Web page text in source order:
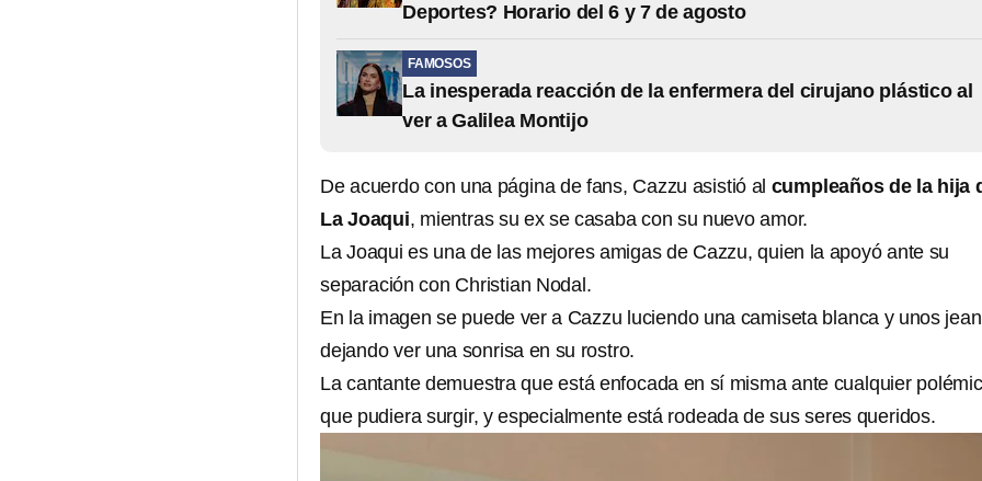
Deportes? Horario del 6 y 7 de agosto
FAMOSOS
La inesperada reacción de la enfermera del cirujano plástico al
ver a Galilea Montijo
De acuerdo con una página de fans, Cazzu asistió al cumpleaños de la hija
La Joaqui, mientras su ex se casaba con su nuevo amor.
La Joaqui es una de las mejores amigas de Cazzu, quien la apoyó ante su
separación con Christian Nodal.
En la imagen se puede ver a Cazzu luciendo una camiseta blanca y unos
dejando ver una sonrisa en su rostro.
La cantante demuestra que está enfocada en sí misma ante cualquier
que pudiera surgir, y especialmente está rodeada de sus seres queridos.